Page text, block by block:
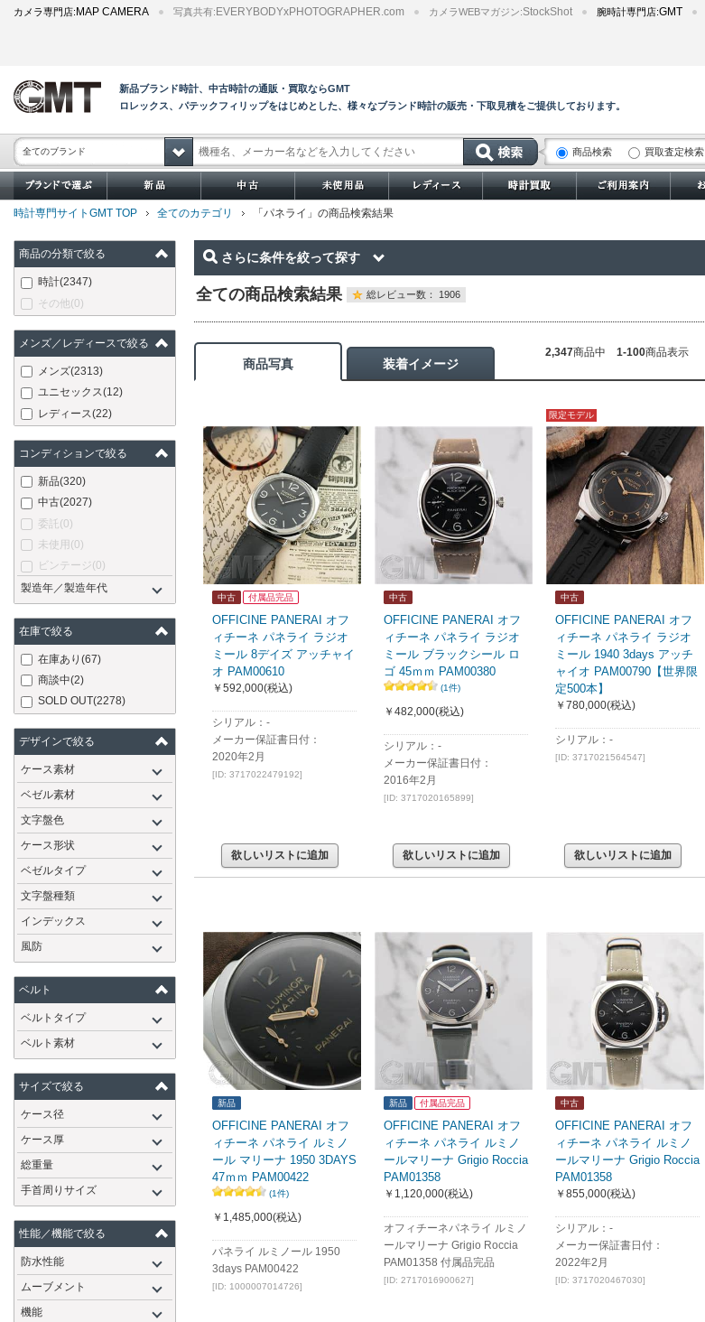
カメラ専門店: MAP CAMERA 写真共有: EVERYBODYxPHOTOGRAPHER.com カメラWEBマガジン:StockShot 腕時計専門店:GMT
新品ブランド時計、中古時計の通販・買取ならGMT
ロレックス、パテックフィリップをはじめとした、様々なブランド時計の販売・下取見積をご提供しております。
全てのブランド 商品検索 買取査定検索
時計専門サイトGMT TOP
全てのカテゴリ 「パネライ」の商品検索結果
商品の分類で絞る
時計(2347)
その他(0)
メンズ／レディースで絞る
メンズ(2313)
ユニセックス(12)
レディース(22)
コンディションで絞る
新品(320)
中古(2027)
委託 (0)
未使用 (0)
ビンテージ(0)
製造年／製造年代
在庫で絞る
在庫あり (67)
商談中(2)
SOLD OUT(2278)
デザインで絞る
ケース素材
ベゼル素材
文字盤色
ケース形状
ベゼルタイプ
文字盤種類
インデックス
風防
ベルト
ベルトタイプ
ベルト素材
サイズで絞る
ケース径
ケース厚
総重量
手首周りサイズ
性能／機能で絞る
防水性能
ムーブメント
機能
さらに条件を絞って探す
全ての商品検索結果 総レビュー数： 1906
商品写真 装着イメージ
2,347商品中 1-100商品表示
中古 付属品完品
OFFICINE PANERAI オフ
ィチーネ パネライ ラジオ
ミール 8デイズ アッチャイ
オ PAM00610
￥592,000(税込)
シリアル：-
メーカー保証書日付：
2020年2月
[ID: 3717022479192]
欲しいリストに追加
中古
OFFICINE PANERAI オフ
ィチーネ パネライ ラジオ
ミール ブラックシール ロ
ゴ 45ｍｍ PAM00380
(1件)
￥482,000(税込)
シリアル：-
メーカー保証書日付：
2016年2月
[ID: 3717020165899]
欲しいリストに追加
中古
限定モデル
OFFICINE PANERAI オフ
ィチーネ パネライ ラジオ
ミール 1940 3days アッチ
ャイオ PAM00790【世界限
定500本】
￥780,000(税込)
シリアル：-
[ID: 3717021564547]
欲しいリストに追加
新品
OFFICINE PANERAI オフ
ィチーネ パネライ ルミノ
ール マリーナ 1950 3DAYS
47ｍｍ PAM00422
(1件)
￥1,485,000(税込)
パネライ ルミノール 1950
3days PAM00422
[ID: 1000007014726]
新品 付属品完品
OFFICINE PANERAI オフ
ィチーネ パネライ ルミノ
ールマリーナ Grigio Roccia
PAM01358
￥1,120,000(税込)
オフィチーネパネライ ルミノ
ールマリーナ Grigio Roccia
PAM01358 付属品完品
[ID: 2717016900627]
中古
OFFICINE PANERAI オフ
ィチーネ パネライ ルミノ
ールマリーナ Grigio Roccia
PAM01358
￥855,000(税込)
シリアル：-
メーカー保証書日付：
2022年2月
[ID: 3717020467030]